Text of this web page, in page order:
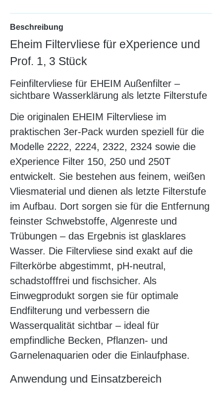
Beschreibung
Eheim Filtervliese für eXperience und
Prof. 1, 3 Stück
Feinfiltervliese für EHEIM Außenfilter –
sichtbare Wasserklärung als letzte Filterstufe
Die originalen EHEIM Filtervliese im
praktischen 3er-Pack wurden speziell für die
Modelle 2222, 2224, 2322, 2324 sowie die
eXperience Filter 150, 250 und 250T
entwickelt. Sie bestehen aus feinem, weißen
Vliesmaterial und dienen als letzte Filterstufe
im Aufbau. Dort sorgen sie für die Entfernung
feinster Schwebstoffe, Algenreste und
Trübungen – das Ergebnis ist glasklares
Wasser. Die Filtervliese sind exakt auf die
Filterkörbe abgestimmt, pH-neutral,
schadstofffrei und fischsicher. Als
Einwegprodukt sorgen sie für optimale
Endfilterung und verbessern die
Wasserqualität sichtbar – ideal für
empfindliche Becken, Pflanzen- und
Garnelenaquarien oder die Einlaufphase.
Anwendung und Einsatzbereich